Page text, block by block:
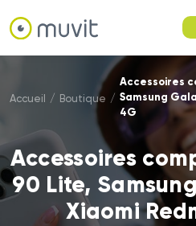
Accueil / Boutique /
Accessoires
Samsung
4G
Accessoires
90 Lite,
Xiaomi